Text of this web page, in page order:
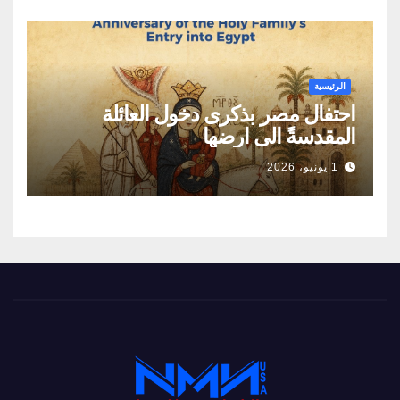
الرئيسية
احتفال مصر بذكرى دخول العائلة
المقدسةً الى ارضها
1 يونيو، 2026